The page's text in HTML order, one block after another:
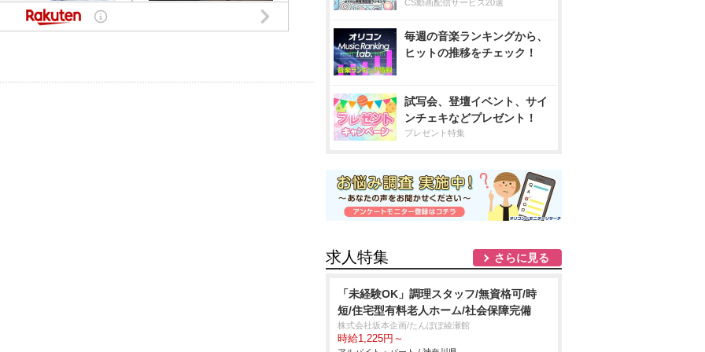
CS動画配信サービス20選
毎週の音楽ランキングから、
ヒットの推移をチェック！
試写会、登壇イベント、サイ
ンチェキなどプレゼント！
プレゼント特集
求人特集 さらに見る
「未経験OK」調理スタッフ/無資格可/時
短/住宅型有料老人ホーム/社会保障完備
株式会社坂本企画/たんぽぽ綾瀬館
時給1,225円～